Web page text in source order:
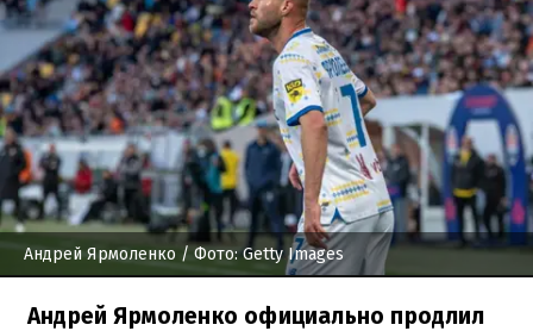
Андрей Ярмоленко / Фото: Getty Images
Андрей Ярмоленко официально продлил